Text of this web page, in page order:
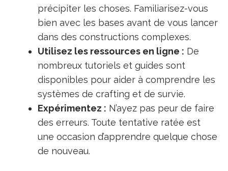
précipiter les choses. Familiarisez-vous
bien avec les bases avant de vous lancer
dans des constructions complexes.
Utilisez les ressources en ligne : De
nombreux tutoriels et guides sont
disponibles pour aider à comprendre les
systèmes de crafting et de survie.
Expérimentez : N’ayez pas peur de faire
des erreurs. Toute tentative ratée est
une occasion d’apprendre quelque chose
de nouveau.